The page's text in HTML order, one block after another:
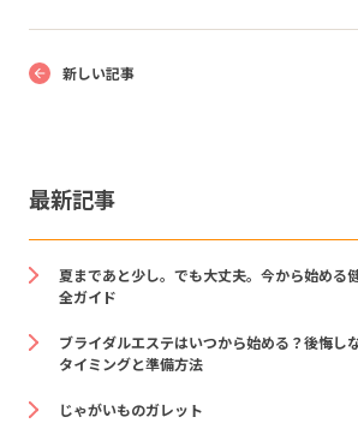
新しい記事
最新記事
夏まであと少し。でも大丈夫。今から始める
全ガイド
ブライダルエステはいつから始める？後悔し
タイミングと準備方法
じゃがいものガレット